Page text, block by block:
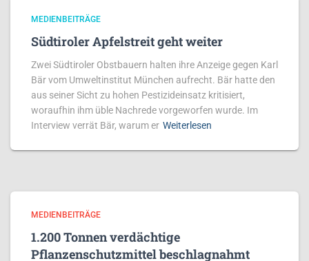
MEDIENBEITRÄGE
Südtiroler Apfelstreit geht weiter
Zwei Südtiroler Obstbauern halten ihre Anzeige gegen Karl
Bär vom Umweltinstitut München aufrecht. Bär hatte den
aus seiner Sicht zu hohen Pestizideinsatz kritisiert,
woraufhin ihm üble Nachrede vorgeworfen wurde. Im
Interview verrät Bär, warum er Weiterlesen
MEDIENBEITRÄGE
1.200 Tonnen verdächtige
Pflanzenschutzmittel beschlagnahmt